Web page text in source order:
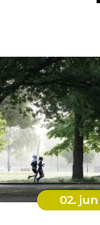
02. jun